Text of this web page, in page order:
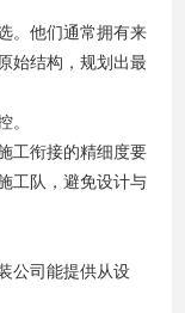
。他们通常拥有来
始结构，规划出最
。
工衔接的精细度要
工队，避免设计与
公司能提供从设